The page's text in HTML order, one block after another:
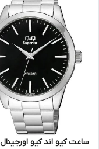
ساعت کیو اند کیو اورجینال